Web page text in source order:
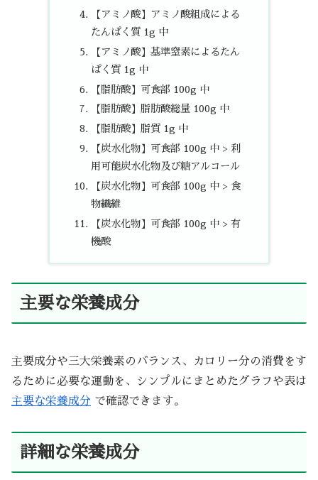
【アミノ酸】アミノ酸組成による
たんぱく質 1g 中
【アミノ酸】基準窒素によるたん
ぱく質 1g 中
【脂肪酸】可食部 100g 中
【脂肪酸】脂肪酸総量 100g 中
【脂肪酸】脂質 1g 中
【炭水化物】可食部 100g 中 > 利
用可能炭水化物及び糖アルコール
【炭水化物】可食部 100g 中 > 食
物繊維
【炭水化物】可食部 100g 中 > 有
機酸
主要な栄養成分
主要成分や三大栄養素のバランス、カロリー分の消費をす
るために必要な運動を、シンプルにまとめたグラフや表は
主要な栄養成分 で確認できます。
詳細な栄養成分